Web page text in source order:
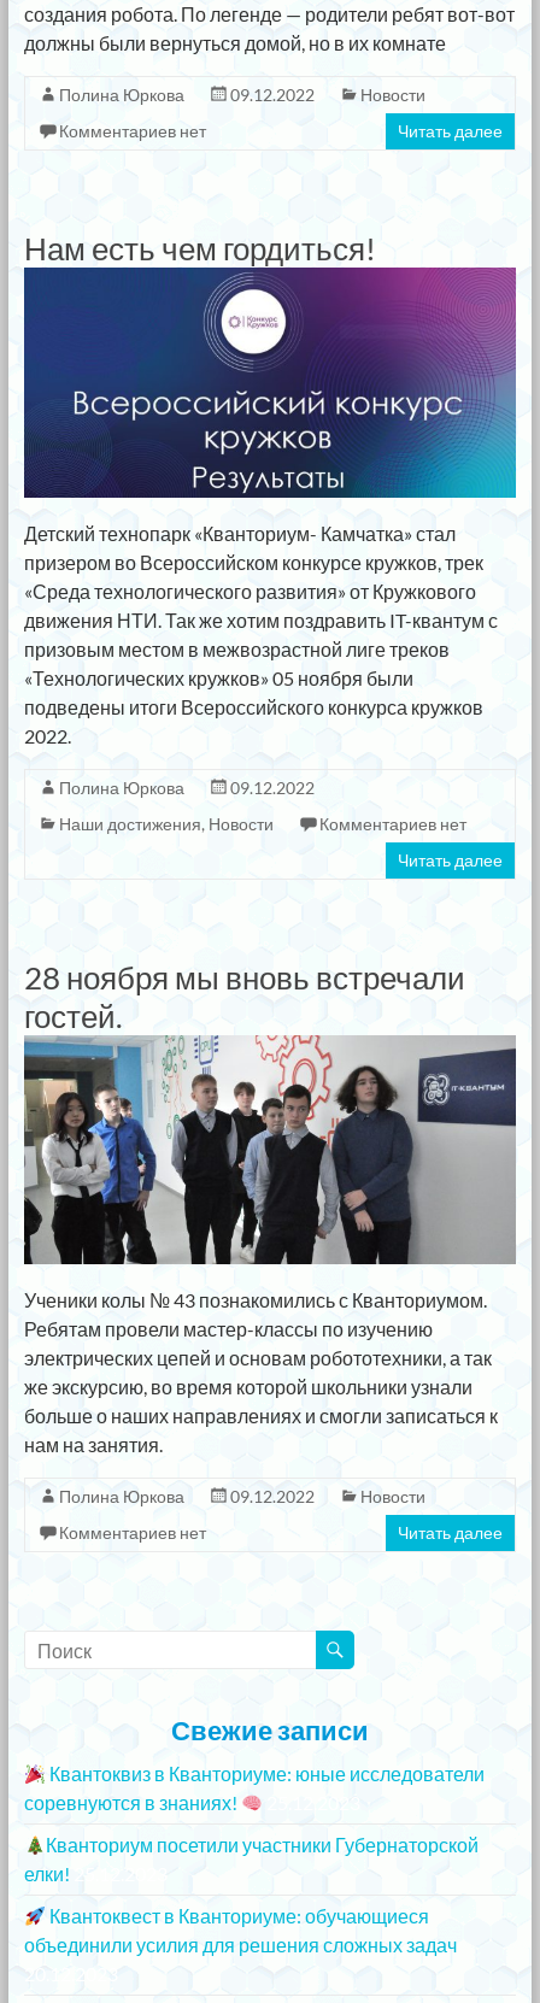
создания робота. По легенде — родители ребят вот-вот
должны были вернуться домой, но в их комнате
Полина Юркова 09.12.2022
Новости
Комментариев нет
Читать далее
Нам есть чем гордиться!
Детский технопарк «Кванториум- Камчатка» стал
призером во Всероссийском конкурсе кружков, трек
«Среда технологического развития» от Кружкового
движения НТИ. Так же хотим поздравить IT-квантум с
призовым местом в межвозрастной лиге треков
«Технологических кружков» 05 ноября были
подведены итоги Всероссийского конкурса кружков
2022.
Полина Юркова
09.12.2022
Наши достижения, Новости
Комментариев нет
Читать далее
28 ноября мы вновь встречали
гостей.
Ученики колы № 43 познакомились с Кванториумом.
Ребятам провели мастер-классы по изучению
электрических цепей и основам робототехники, а так
же экскурсию, во время которой школьники узнали
больше о наших направлениях и смогли записаться к
нам на занятия.
Полина Юркова 09.12.2022
Новости
Комментариев нет
Читать далее
Свежие записи
Квантоквиз в Кванториуме: юные исследователи
соревнуются в знаниях!
Кванториум посетили участники Губернаторской
елки!
Квантоквест в Кванториуме: обучающиеся
объединили усилия для решения сложных задач